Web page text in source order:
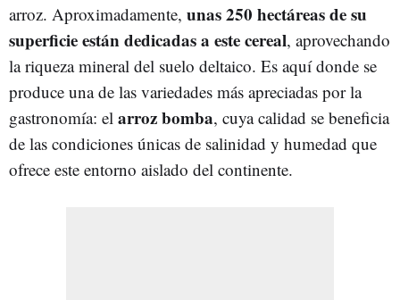
arroz. Aproximadamente, unas 250 hectáreas de su
superficie están dedicadas a este cereal, aprovechando
la riqueza mineral del suelo deltaico. Es aquí donde se
produce una de las variedades más apreciadas por la
gastronomía: el arroz bomba, cuya calidad se beneficia
de las condiciones únicas de salinidad y humedad que
ofrece este entorno aislado del continente.